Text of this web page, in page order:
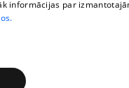
informācijas par